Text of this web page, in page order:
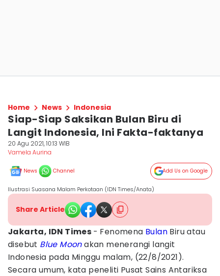
Home News Indonesia
Siap-Siap Saksikan Bulan Biru di
Langit Indonesia, Ini Fakta-faktanya
20 Agu 2021, 10:13 WIB
Vamela Aurina
News Channel Add Us on Google
Ilustrasi Suasana Malam Perkotaan (IDN Times/Anata)
Share Article
Jakarta, IDN Times - Fenomena Bulan Biru atau
disebut Blue Moonakan menerangi langit
Indonesia pada Minggu malam, (22/8/2021).
Secara umum, kata peneliti Pusat Sains Antariksa